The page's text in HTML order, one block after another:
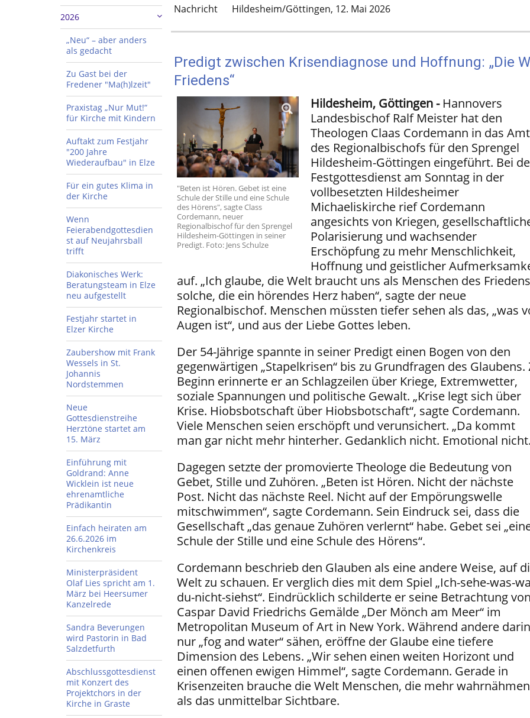
2026
„Neu“ – aber anders
als gedacht
Zu Gast bei der
Fredener "Ma(h)lzeit"
Praxistag „Nur Mut!“
für Kirche mit Kindern
Auftakt zum Festjahr
"200 Jahre
Wiederaufbau" in Elze
Für ein gutes Klima in
der Kirche
Wenn
Feierabendgottesdien
st auf Neujahrsball
trifft
Diakonisches Werk:
Beratungsteam in Elze
neu aufgestellt
Festjahr startet in
Elzer Kirche
Zaubershow mit Frank
Wessels in St.
Johannis
Nordstemmen
Neue
Gottesdienstreihe
Herztöne startet am
15. März
Einführung mit
Goldrand: Anne
Wicklein ist neue
ehrenamtliche
Prädikantin
Einfach heiraten am
26.6.2026 im
Kirchenkreis
Ministerpräsident
Olaf Lies spricht am 1.
März bei Heersumer
Kanzelrede
Sandra Beverungen
wird Pastorin in Bad
Salzdetfurth
Abschlussgottesdienst
mit Konzert des
Projektchors in der
Kirche in Graste
Nachricht Hildesheim/Göttingen, 12. Mai 2026
Predigt zwischen Krisendiagnose und Hoffnung: „Die
Friedens“
"Beten ist Hören. Gebet ist eine
Schule der Stille und eine Schule
des Hörens", sagte Class
Cordemann, neuer
Regionalbischof für den Sprengel
Hildesheim-Göttingen in seiner
Predigt. Foto: Jens Schulze
Hildesheim, Göttingen -Hannovers
Landesbischof Ralf Meister hat den
Theologen Claas Cordemann in das Amt
des Regionalbischofs für den Sprengel
Hildesheim-Göttingen eingeführt. Bei
Festgottesdienst am Sonntag in der
vollbesetzten Hildesheimer
Michaeliskirche rief Cordemann
angesichts von Kriegen,
Polarisierung und wachsender
Erschöpfung zu mehr Menschlichkeit,
Hoffnung und geistlicher
auf. „Ich glaube, die Welt braucht uns als Menschen des
solche, die ein hörendes Herz haben“, sagte der neue
Regionalbischof. Menschen müssten tiefer sehen als das, „was
Augen ist“, und aus der Liebe Gottes leben.
Der 54-Jährige spannte in seiner Predigt einen Bogen von den
gegenwärtigen „Stapelkrisen“ bis zu Grundfragen des Glaubens.
Beginn erinnerte er an Schlagzeilen über Kriege, Extremwetter,
soziale Spannungen und politische Gewalt. „Krise legt sich über
Krise. Hiobsbotschaft über Hiobsbotschaft“, sagte Cordemann.
Viele Menschen seien erschöpft und verunsichert. „Da kommt
man gar nicht mehr hinterher. Gedanklich nicht. Emotional
Dagegen setzte der promovierte Theologe die Bedeutung von
Gebet, Stille und Zuhören. „Beten ist Hören. Nicht der nächste
Post. Nicht das nächste Reel. Nicht auf der Empörungswelle
mitschwimmen“, sagte Cordemann. Sein Eindruck sei, dass die
Gesellschaft „das genaue Zuhören verlernt“ habe. Gebet sei
Schule der Stille und eine Schule des Hörens“.
Cordemann beschrieb den Glauben als eine andere Weise, auf
Welt zu schauen. Er verglich dies mit dem Spiel „Ich-sehe-was-
du-nicht-siehst“. Eindrücklich schilderte er seine Betrachtung von
Caspar David Friedrichs Gemälde „Der Mönch am Meer“ im
Metropolitan Museum of Art in New York. Während andere darin
nur „fog and water“ sähen, eröffne der Glaube eine tiefere
Dimension des Lebens. „Wir sehen einen weiten Horizont und
einen offenen ewigen Himmel“, sagte Cordemann. Gerade in
Krisenzeiten brauche die Welt Menschen, die mehr wahrnähmen
als das unmittelbar Sichtbare.